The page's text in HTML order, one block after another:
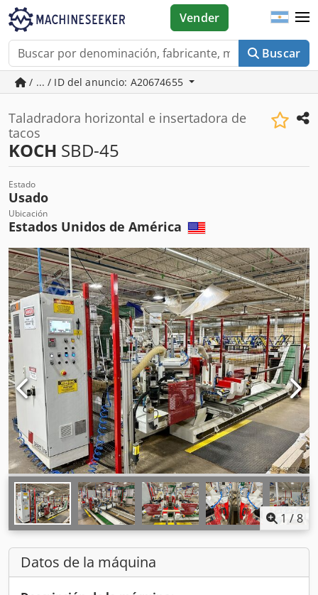
Buscar
Vender
/ ... / ID del anuncio: A20674655
Taladradora horizontal e insertadora de
tacos
KOCH SBD-45
Estado
Usado
Ubicación
Estados Unidos de América
1 /8
Datos de la máquina